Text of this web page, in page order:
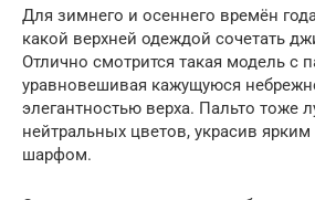
Для зимнего и осеннего времён
какой верхней одеждой сочетать
Отлично смотрится такая модель с
уравновешивая кажущуюся
элегантностью верха. Пальто тоже
нейтральных цветов, украсив
шарфом.